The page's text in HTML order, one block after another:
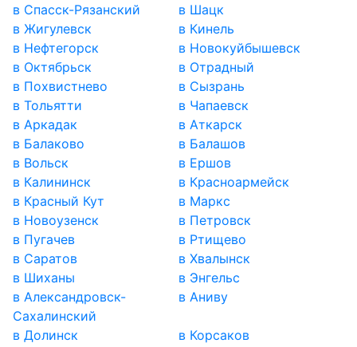
в Спасск-Рязанский
в Шацк
в Жигулевск
в Кинель
в Нефтегорск
в Новокуйбышевск
в Октябрьск
в Отрадный
в Похвистнево
в Сызрань
в Тольятти
в Чапаевск
в Аркадак
в Аткарск
в Балаково
в Балашов
в Вольск
в Ершов
в Калининск
в Красноармейск
в Красный Кут
в Маркс
в Новоузенск
в Петровск
в Пугачев
в Ртищево
в Саратов
в Хвалынск
в Шиханы
в Энгельс
в Александровск-
Сахалинский
в Аниву
в Долинск
в Корсаков